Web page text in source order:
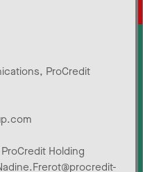
ProCredit
Holding